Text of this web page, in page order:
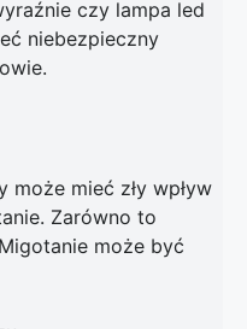
czy lampa led
niebezpieczny
mieć zły wpływ
Zarówno to
może być